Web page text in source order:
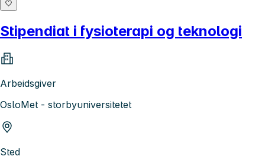
Stipendiat i fysioterapi og teknologi
Arbeidsgiver
OsloMet - storbyuniversitetet
Sted